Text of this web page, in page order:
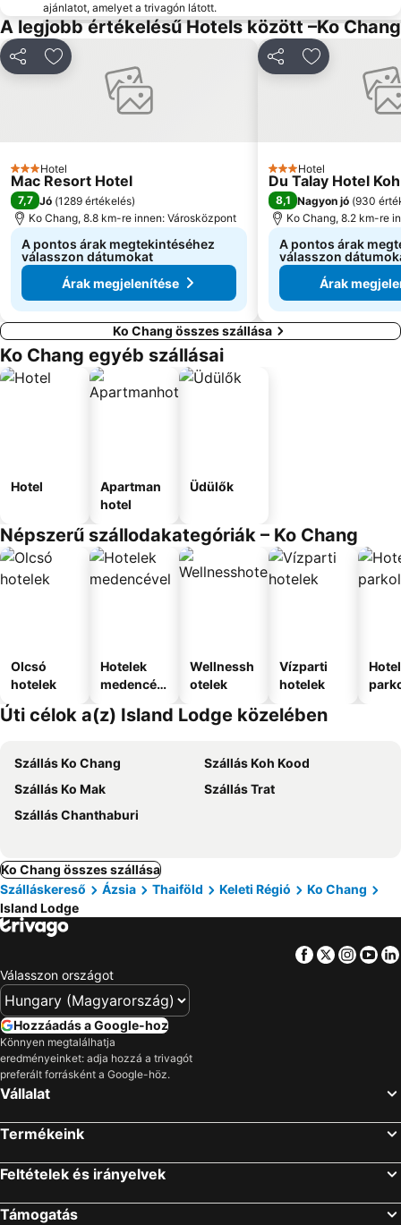
ajánlatot, amelyet a trivagón látott.
A legjobb értékelésű Hotels között –Ko Chang
MegosztásHozzáadás a kedvencekhez
3 Kategória
Hotel
Mac Resort Hotel
7,7 Jó (1289 értékelés)
Ko Chang, 8.8 km-re innen: Városközpont
A pontos árak megtekintéséhez
válasszon dátumokat
Árak megjelenítése
MegosztásHozzáadás
3 Kategória
Hotel
Du Talay Hotel
8,1 Nagyon jó (930
Ko Chang, 8.2 km-re
A pontos árak
válasszon
Árak
Ko Chang összes szállása
Ko Chang egyéb szállásai
Hotel
Apartman
hotel
Üdülők
Népszerű szállodakategóriák – Ko Chang
Olcsó
hotelek
Hotelek
medencév
Wellnessh
otelek
Vízparti
hotelek
Úti célok a(z) Island Lodge közelében
Szállás Ko Chang
Szállás Koh Kood
Szállás Ko Mak
Szállás Trat
Szállás Chanthaburi
Ko Chang összes szállása
Szálláskereső
Ázsia Thaiföld Keleti Régió
Ko Chang
Island Lodge
Facebook
Twitter
Válasszon országot
Hozzáadás a Google-hoz
Könnyen megtalálhatja
eredményeinket: adja hozzá a trivagót
preferált forrásként a Google-höz.
Vállalat
Termékeink
Feltételek és irányelvek
Támogatás